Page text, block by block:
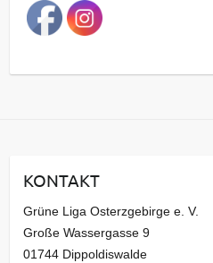
a
g
a
v
KONTAKT
Grüne Liga Osterzgebirge e. V.
Große Wassergasse 9
01744 Dippoldiswalde